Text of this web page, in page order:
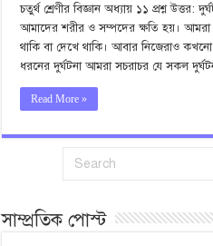
চতুর্থ শ্রেণীর বিজ্ঞান অধ্যায় ১১ প্রশ্ন উত্তর:
আমাদের শরীর ও সম্পদের ক্ষতি হয়। আমরা
থাকি বা দেখে থাকি। আবার নিজেরাও
ধরনের দুর্ঘটনা আমরা সচরাচর যে সকল
Read More »
সাম্প্রতিক পোস্ট